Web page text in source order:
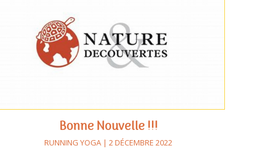
Bonne Nouvelle !!!
RUNNING YOGA | 2 DÉCEMBRE 2022